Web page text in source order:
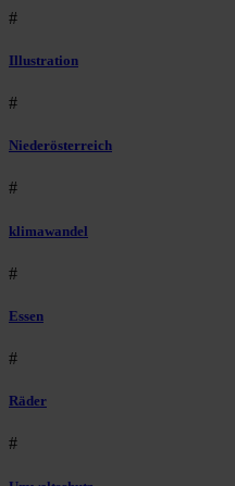
#
Illustration
#
Niederösterreich
#
klimawandel
#
Essen
#
Räder
#